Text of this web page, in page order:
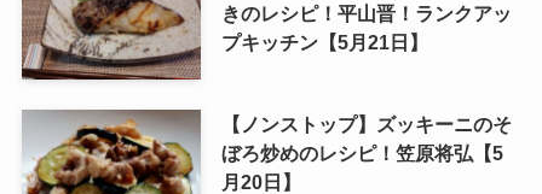
きのレシピ！平山晋！ランクアッ
プキッチン【5月21日】
【ノンストップ】ズッキーニのそ
ぼろ炒めのレシピ！笠原将弘【5
月20日】